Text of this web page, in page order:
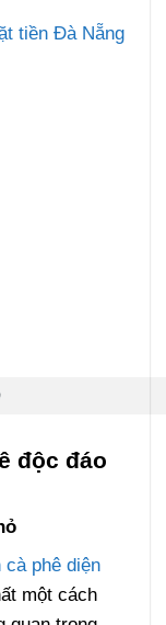
tiền Đà Nẵng
độc đáo
cà phê diện
một cách